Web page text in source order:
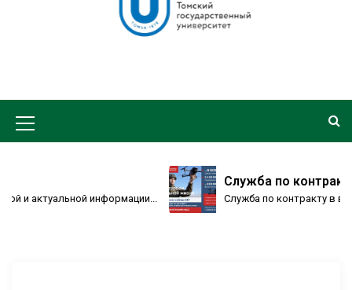
актуальной информации...
Служба по контракту в
Служба по контракту в